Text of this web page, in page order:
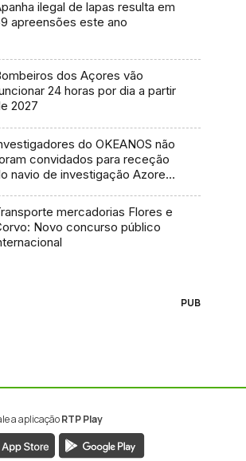
ilegal de lapas resulta em
apreensões este ano
dos Açores vão
24 horas por dia a partir
2027
do OKEANOS não
convidados para receção
navio de investigação Azores
mercadorias Flores e
Novo concurso público
PUB
a aplicaçãoRTP Play